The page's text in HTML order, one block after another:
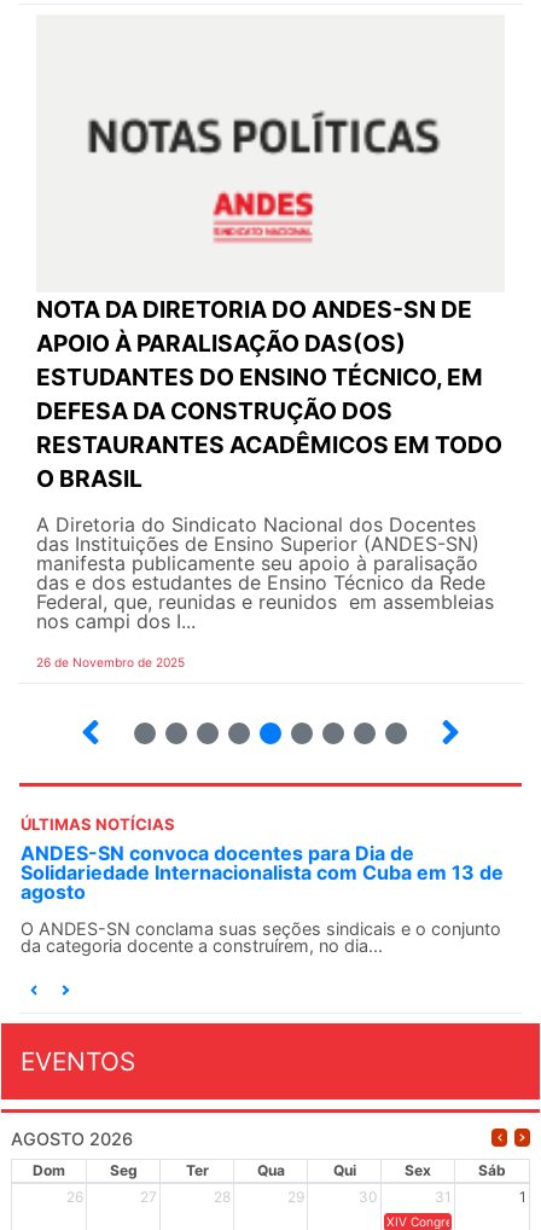
NOTA DA DIRETORIA DO ANDES-SN DE
APOIO À PARALISAÇÃO DAS(OS)
ESTUDANTES DO ENSINO TÉCNICO, EM
DEFESA DA CONSTRUÇÃO DOS
RESTAURANTES ACADÊMICOS EM TODO
O BRASIL
A Diretoria do Sindicato Nacional dos Docentes
das Instituições de Ensino Superior (ANDES-SN)
manifesta publicamente seu apoio à paralisação
das e dos estudantes de Ensino Técnico da Rede
Federal, que, reunidas e reunidos em assembleias
nos campi dos I...
26 de Novembro de 2025
ÚLTIMAS NOTÍCIAS
ANDES-SN convoca docentes para Dia de
Solidariedade Internacionalista com Cuba em 13 de
agosto
O ANDES-SN conclama suas seções sindicais e o conjunto
da categoria docente a construírem, no dia...
EVENTOS
AGOSTO 2026
Dom Seg Ter Qua Qui Sex
Sáb
26
27 28 29 30 31 1
XIV Congresso Brasileiro